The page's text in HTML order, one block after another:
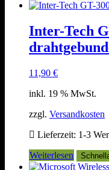
Inter-Tech
11,90 €
inkl. 19 % MwSt.
zzgl. Versandkosten
Lieferzeit: 1-3
Weiterlesen